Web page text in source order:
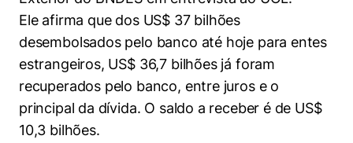
Ele afirma que dos US$ 37 bilhões
desembolsados pelo banco até hoje para entes
estrangeiros, US$ 36,7 bilhões já foram
recuperados pelo banco, entre juros e o
principal da dívida. O saldo a receber é de US$
10,3 bilhões.